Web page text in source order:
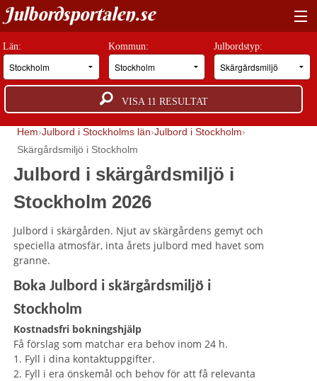
Julbordsportalen.se
HITTA RÄTT JULBORD
BOKNINGSFÖRFRÅGAN
GUIDER
JULBORDSMILJÖER
OM OSS
ANNONSERA
Län: Kommun: Julbordstyp:
VISA 11 RESULTAT
Hem Julbord i Stockholms län Julbord i Stockholm
Skärgårdsmiljö i Stockholm
Julbord i skärgårdsmiljö i
Stockholm 2026
Julbord i skärgården. Njut av skärgårdens gemyt och
speciella atmosfär, inta årets julbord med havet som
granne.
Boka Julbord i skärgårdsmiljö i
Stockholm
Kostnadsfri bokningshjälp
Få förslag som matchar era behov inom 24 h.
1. Fyll i dina kontaktuppgifter.
2. Fyll i era önskemål och behov för att få relevanta